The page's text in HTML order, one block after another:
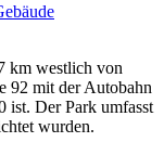
km westlich von
92 mit der Autobahn
ist. Der Park umfasst
wurden.